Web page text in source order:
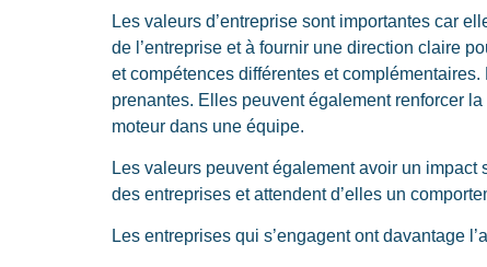
Les valeurs d’entreprise sont importantes car
de l’entreprise et à fournir une direction claire
et compétences différentes et
prenantes. Elles peuvent également renforcer
moteur dans une équipe.
Les valeurs peuvent également avoir un impact
des entreprises et attendent d’elles un
Les entreprises qui s’engagent ont davantage